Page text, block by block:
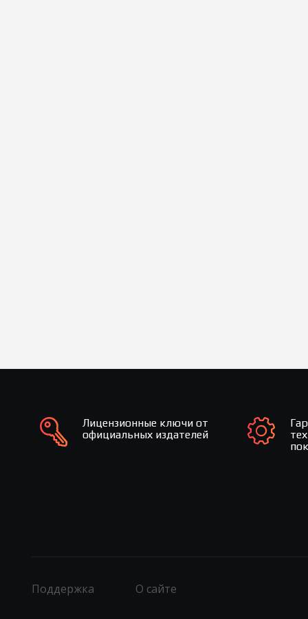
Лицензионные ключи от
официальных издателей
Поддержка О сайте